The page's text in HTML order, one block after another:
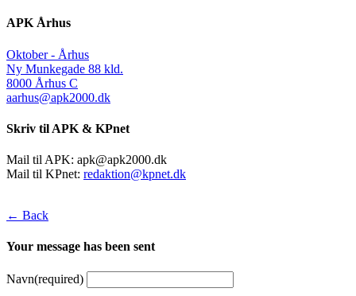
APK Århus
Oktober - Århus
Ny Munkegade 88 kld.
8000 Århus C
aarhus@apk2000.dk
Skriv til APK & KPnet
Mail til APK: apk@apk2000.dk
Mail til KPnet: redaktion@kpnet.dk
← Back
Your message has been sent
Navn(required)